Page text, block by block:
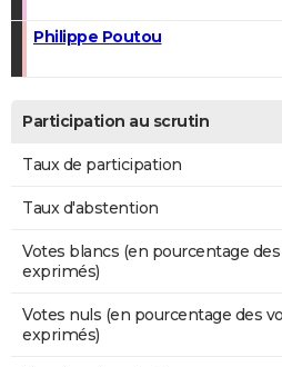
Philippe Poutou
Participation au scrutin
Taux de participation
Taux d'abstention
Votes blancs (en pourcentage
exprimés)
Votes nuls (en pourcentage des
exprimés)